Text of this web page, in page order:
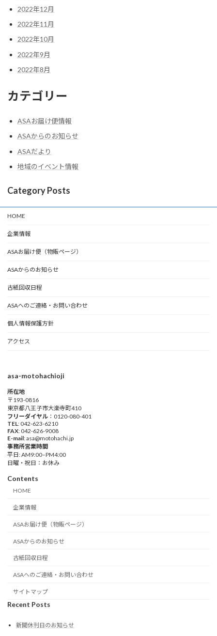
2022年12月
2022年11月
2022年10月
2022年9月
2022年8月
カテゴリー
ASAお届け便情報
ASAからのお知らせ
ASAだより
地域のイベント情報
Category Posts
HOME
企業情報
ASAお届け便（物販ページ）
ASAからのお知らせ
古紙回収日程
ASAへのご連絡・お問い合わせ
個人情報保護方針
アクセス
asa-motohachioji
所在地
〒193-0816
東京都八王子市大楽寺町410
フリーダイヤル ：0120-080-401
TEL: 042-623-6210
FAX: 042-626-9008
E-mail: asa@motohachi.jp
事務所営業時間
平日: AM9:00–PM4:00
日曜・祝日：お休み
Contents
HOME
企業情報
ASAお届け便（物販ページ）
ASAからのお知らせ
古紙回収日程
ASAへのご連絡・お問い合わせ
サイトマップ
Recent Posts
新聞休刊日のお知らせ